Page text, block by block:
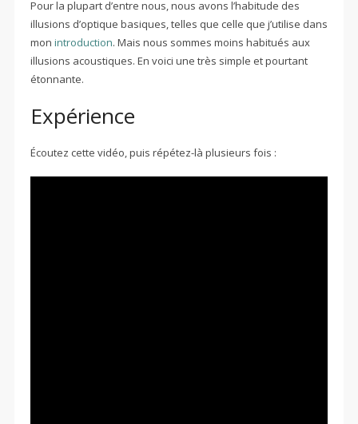
Pour la plupart d’entre nous, nous avons l’habitude des
illusions d’optique basiques, telles que celle que j’utilise dans
mon introduction. Mais nous sommes moins habitués aux
illusions acoustiques. En voici une très simple et pourtant
étonnante.
Expérience
Écoutez cette vidéo, puis répétez-là plusieurs fois :